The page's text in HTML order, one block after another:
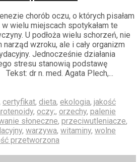
chorób oczu, o których pisałam
wielu miejscach spotykałam te
U podłoża wielu schorzeń, nie
wzroku, ale i cały organizm
Jednocześnie działania
stresu stanowią podstawę
dr n. med. Agata Plech,...
certyfikat, dieta, ekologia, jakość
, oczy;, orzechy, palenie
słoneczne, przeciwutleniacze,
, warzywa, witaminy, wolne
przetworzona